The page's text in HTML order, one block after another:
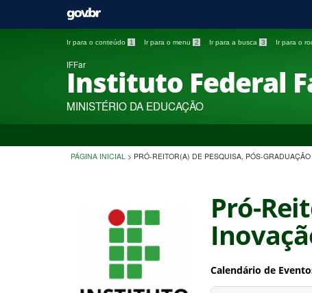
Ir para o conteúdo 1 Ir para o menu 2 Ir para a busca 3 Ir para o
IFFar
Instituto Federal
MINISTÉRIO DA EDUCAÇÃO
PÁGINA INICIAL > PRÓ-REITOR(A) DE PESQUISA, PÓS-
Pró-
Calendário de